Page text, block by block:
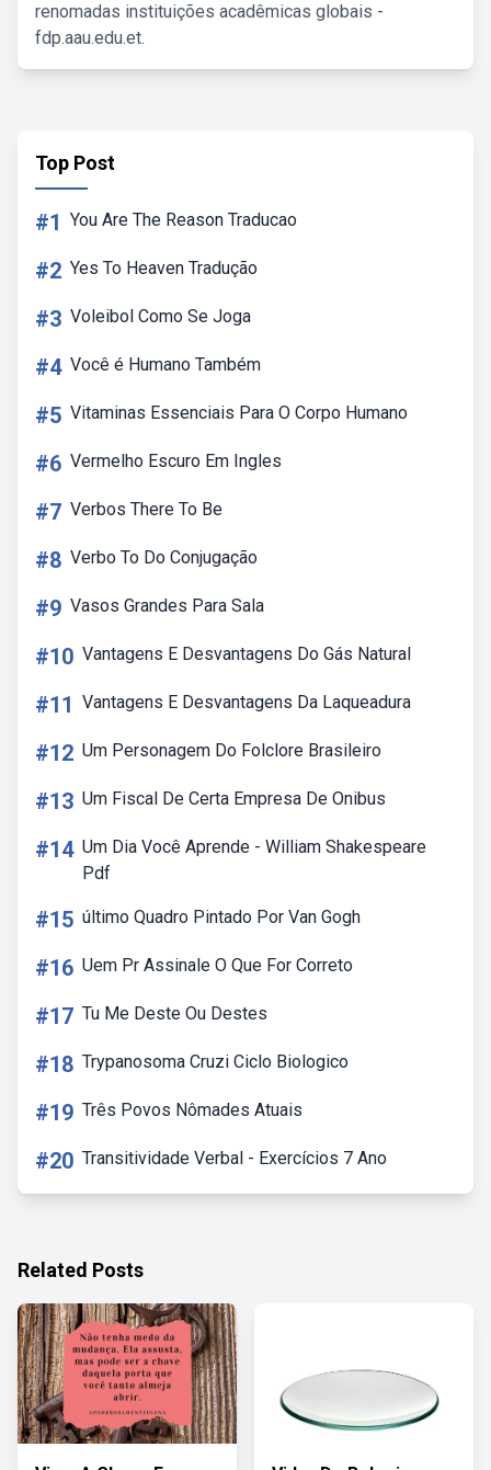
renomadas instituições acadêmicas globais -
fdp.aau.edu.et.
Top Post
#1 You Are The Reason Traducao
#2 Yes To Heaven Tradução
#3 Voleibol Como Se Joga
#4 Você é Humano Também
#5 Vitaminas Essenciais Para O Corpo Humano
#6 Vermelho Escuro Em Ingles
#7 Verbos There To Be
#8 Verbo To Do Conjugação
#9 Vasos Grandes Para Sala
#10 Vantagens E Desvantagens Do Gás Natural
#11 Vantagens E Desvantagens Da Laqueadura
#12 Um Personagem Do Folclore Brasileiro
#13 Um Fiscal De Certa Empresa De Onibus
#14 Um Dia Você Aprende - William Shakespeare
Pdf
#15 último Quadro Pintado Por Van Gogh
#16 Uem Pr Assinale O Que For Correto
#17 Tu Me Deste Ou Destes
#18 Trypanosoma Cruzi Ciclo Biologico
#19 Três Povos Nômades Atuais
#20 Transitividade Verbal - Exercícios 7 Ano
Related Posts